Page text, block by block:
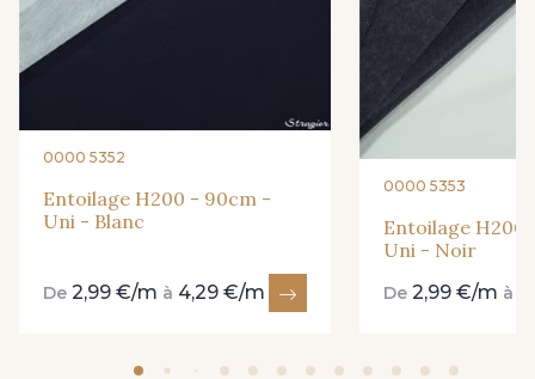
0000 5352
Entoilage H200 - 90cm -
Uni - Blanc
De 2,99 €/m à 4,29 €/m
0000 5353
Entoilage H200
Uni - Noir
De2,99 €/m à